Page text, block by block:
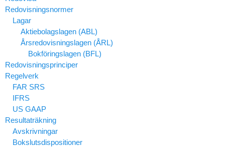
Redovisningsnormer
Lagar
Aktiebolagslagen (ABL)
Årsredovisningslagen (ÅRL)
Bokföringslagen (BFL)
Redovisningsprinciper
Regelverk
FAR SRS
IFRS
US GAAP
Resultaträkning
Avskrivningar
Bokslutsdispositioner